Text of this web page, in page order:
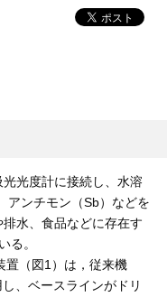
光度計に接続し、水溶
アンチモン（Sb）などを
水、食品などに存在す
る。
置（図1）は，従来機
、ベースラインがドリ